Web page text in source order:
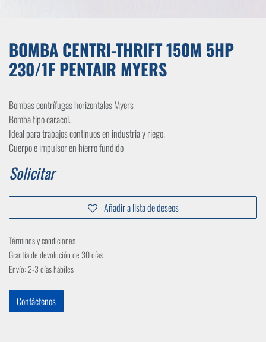
BOMBA CENTRI-THRIFT 150M 5HP
230/1F PENTAIR MYERS
Bombas centrífugas horizontales Myers
Bomba tipo caracol.
Ideal para trabajos continuos en industria y riego.
Cuerpo e impulsor en hierro fundido
Solicitar
Añadir a lista de deseos
Términos y condiciones
Grantía de devolución de 30 días
Envío: 2-3 días hábiles
Contáctenos